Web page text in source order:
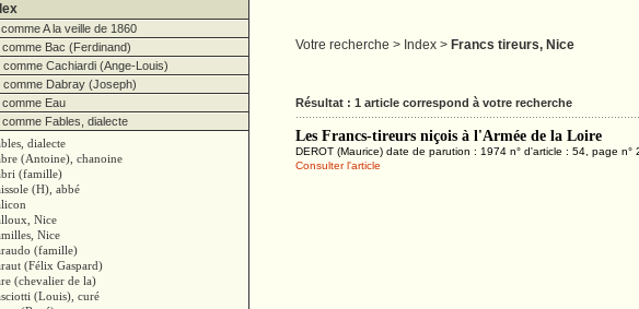
comme A la veille de 1860
comme Bac (Ferdinand)
comme Cachiardi (Ange-Louis)
comme Dabray (Joseph)
comme Eau
comme Fables, dialecte
dialecte
(Antoine), chanoine
(famille)
(H), abbé
Nice
Nice
(famille)
(Félix Gaspard)
(chevalier de la)
(Louis), curé
Votre recherche > Index > Francs tireurs, Nice
Résultat : 1 article correspond à votre recherche
Les Francs-tireurs niçois à l'Armée de la Loire
DEROT (Maurice) date de parution : 1974 n° d'article : 54, page n°
Consulter l'article